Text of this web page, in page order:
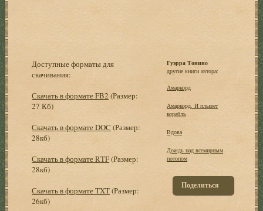
Доступные форматы для
скачивания:
Скачать в формате FB2 (Размер:
27 Кб)
Скачать в формате DOC (Размер:
28кб)
Скачать в формате RTF(Размер:
28кб)
Скачать в формате TXT(Размер:
26кб)
Гуэрра Тонино
другие книги автора:
Амаркорд
Амаркорд. И плывет
корабль
Вдова
Дождь над всемирным
потопом
Поделиться